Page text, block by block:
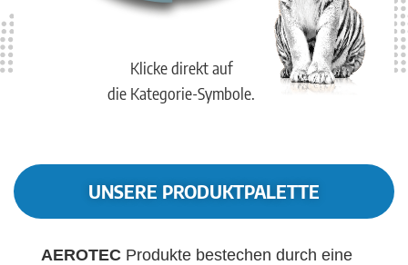
Klicke direkt auf
die Kategorie-Symbole.
UNSERE PRODUKTPALETTE
AEROTEC Produkte bestechen durch eine